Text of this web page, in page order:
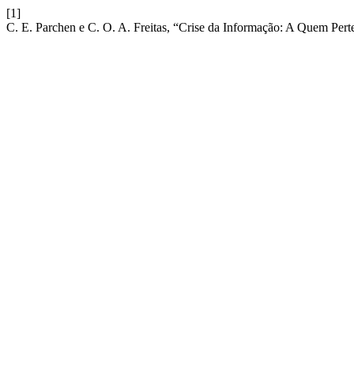
[1]
C. E. Parchen e C. O. A. Freitas, “Crise da Informação: A Quem